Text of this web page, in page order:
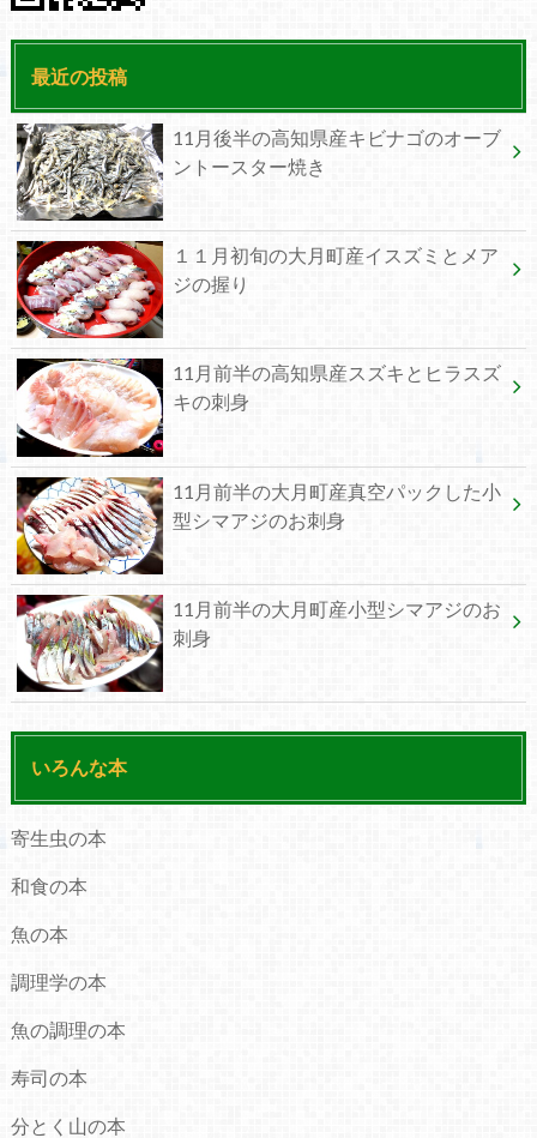
最近の投稿
11月後半の高知県産キビナゴのオーブ
ントースター焼き
１１月初旬の大月町産イスズミとメア
ジの握り
11月前半の高知県産スズキとヒラスズ
キの刺身
11月前半の大月町産真空パックした小
型シマアジのお刺身
11月前半の大月町産小型シマアジのお
刺身
いろんな本
寄生虫の本
和食の本
魚の本
調理学の本
魚の調理の本
寿司の本
分とく山の本